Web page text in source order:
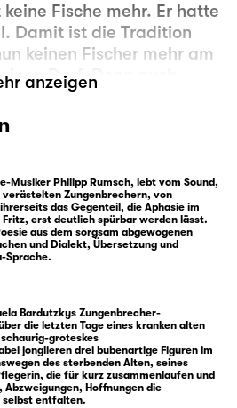
Fische mehr. Er hatte
Damit ist die Tradition
keinen Fischer mehr am
Dorf. Denn auch
nurmehr noch als
Stadt gezogen.
viele Fische gibt, da kann
sicher sein.
es nun mit Fritz
seinem Zustand.
und schon aus Protest
Schweigen verlegt. Aber
„Gar nix gehd weida“,
a Wrack.“ Ein Heim
nicht in Frage.
Piotra mit einigen
Bus von Polen nach
auf dem Weg, um sich
rund um die Uhr zu
anzeigen
Musiker Philipp Rumsch, lebt vom Sound,
Zungenbrechern, von
das Gegenteil, die Aphasie im
erst deutlich spürbar werden lässt.
aus dem sorgsam abgewogenen
und Dialekt, Übersetzung und
Sprache.
Bardutzkys Zungenbrecher-
die letzten Tage eines kranken alten
groteskes
jonglieren drei bubenartige Figuren im
des sterbenden Alten, seines
die für kurz zusammenlaufen und
Abzweigungen, Hoffnungen die
selbst entfalten.